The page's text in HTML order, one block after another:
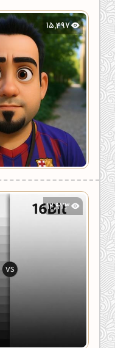
کدهای رنگ
رنگ مکمل
تمام ابزارها
15,497
12,973